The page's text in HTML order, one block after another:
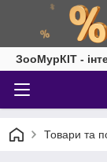
ЗооМурКІТ -
Товари та